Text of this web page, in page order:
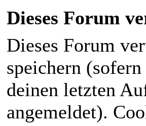
Dieses Forum
Dieses Forum
speichern
deinen letzten
angemeldet).